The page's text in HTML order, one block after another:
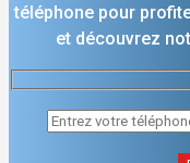
téléphone pour
et découvrez